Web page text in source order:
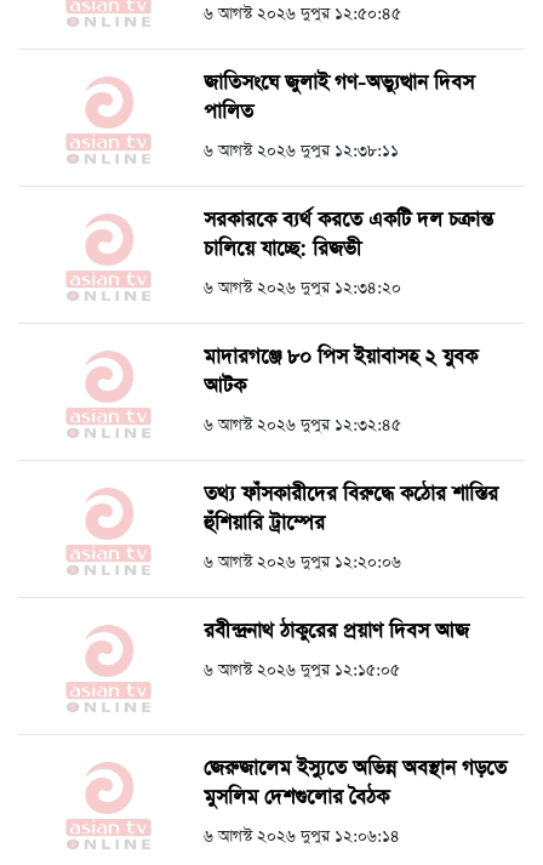
৬ আগস্ট ২০২৬ দুপুর ১২:৫০:৪৫
জাতিসংঘে জুলাই গণ-অভ্যুত্থান দিবস
পালিত
৬ আগস্ট ২০২৬ দুপুর ১২:৩৮:১১
সরকারকে ব্যর্থ করতে একটি দল চক্রান্ত
চালিয়ে যাচ্ছে: রিজভী
৬ আগস্ট ২০২৬ দুপুর ১২:৩৪:২০
মাদারগঞ্জে ৮০ পিস ইয়াবাসহ ২ যুবক
আটক
৬ আগস্ট ২০২৬ দুপুর ১২:৩২:৪৫
তথ্য ফাঁসকারীদের বিরুদ্ধে কঠোর শাস্তির
হুঁশিয়ারি ট্রাম্পের
৬ আগস্ট ২০২৬ দুপুর ১২:২০:০৬
রবীন্দ্রনাথ ঠাকুরের প্রয়াণ দিবস আজ
৬ আগস্ট ২০২৬ দুপুর ১২:১৫:০৫
জেরুজালেম ইস্যুতে অভিন্ন অবস্থান গড়তে
মুসলিম দেশগুলোর বৈঠক
৬ আগস্ট ২০২৬ দুপুর ১২:০৬:১৪